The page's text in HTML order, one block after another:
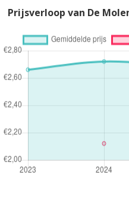
Prijsverloop van De